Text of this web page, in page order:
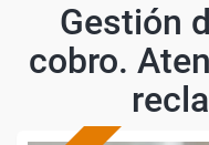
Gestión
cobro.